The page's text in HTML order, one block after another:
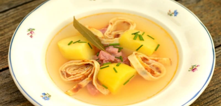
Témata
Recepty
Články
TV Program
Škola vaření